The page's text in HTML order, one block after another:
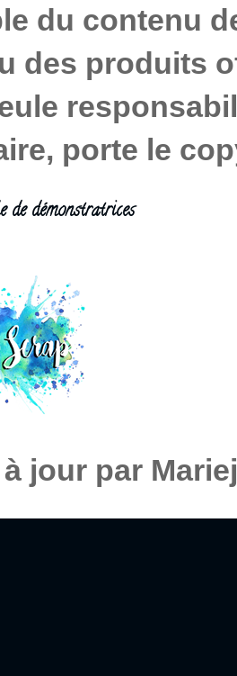
du contenu
des produits
porte le
de démonstratrices
à jour par